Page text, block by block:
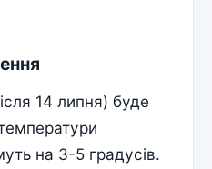
14 липня) буде
на 3-5 градусів.